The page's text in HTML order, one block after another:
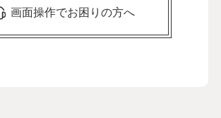
画面操作でお困りの方へ